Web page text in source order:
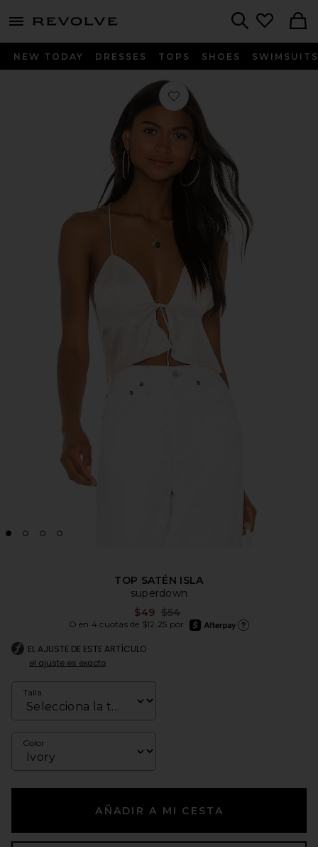
menu - shows more content
NEW TODAY DRESSES TOPS SHOES SWIMSUITS
Favorito TOP SATÉN ISLA
TOP SATÉN ISLA
superdown
$49 Previous price:
$54
O en 4 cuotas de $12.25 por
afterpay
EL AJUSTE DE ESTE ARTÍCULO
el ajuste es exacto
Talla
Color
AÑADIR A MI CESTA